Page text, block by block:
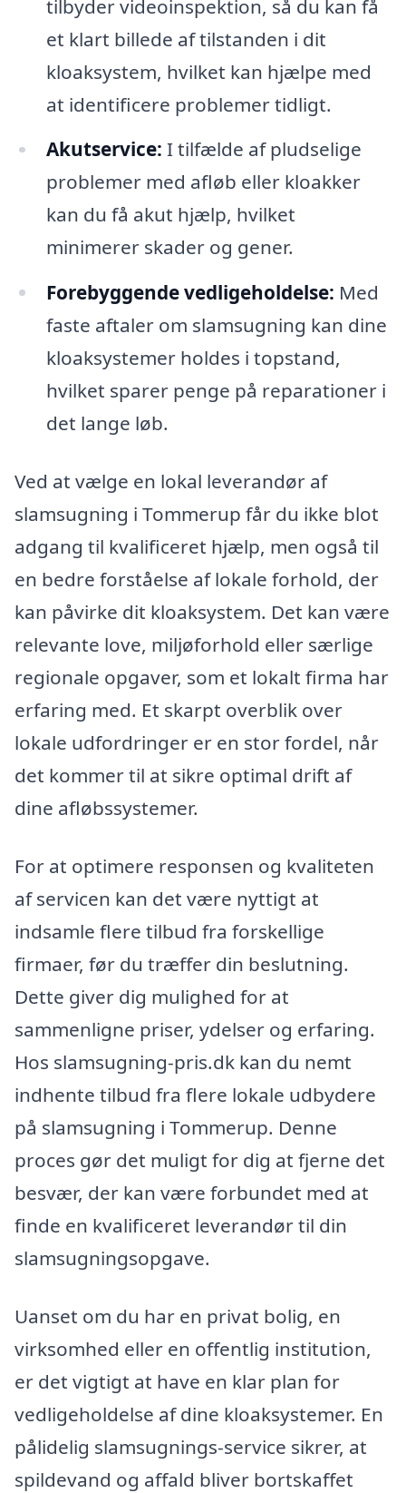
tilbyder videoinspektion, så du kan få
et klart billede af tilstanden i dit
kloaksystem, hvilket kan hjælpe med
at identificere problemer tidligt.
Akutservice: I tilfælde af pludselige
problemer med afløb eller kloakker
kan du få akut hjælp, hvilket
minimerer skader og gener.
Forebyggende vedligeholdelse: Med
faste aftaler om slamsugning kan dine
kloaksystemer holdes i topstand,
hvilket sparer penge på reparationer i
det lange løb.
Ved at vælge en lokal leverandør af
slamsugning i Tommerup får du ikke blot
adgang til kvalificeret hjælp, men også til
en bedre forståelse af lokale forhold, der
kan påvirke dit kloaksystem. Det kan være
relevante love, miljøforhold eller særlige
regionale opgaver, som et lokalt firma har
erfaring med. Et skarpt overblik over
lokale udfordringer er en stor fordel, når
det kommer til at sikre optimal drift af
dine afløbssystemer.
For at optimere responsen og kvaliteten
af servicen kan det være nyttigt at
indsamle flere tilbud fra forskellige
firmaer, før du træffer din beslutning.
Dette giver dig mulighed for at
sammenligne priser, ydelser og erfaring.
Hos slamsugning-pris.dk kan du nemt
indhente tilbud fra flere lokale udbydere
på slamsugning i Tommerup. Denne
proces gør det muligt for dig at fjerne det
besvær, der kan være forbundet med at
finde en kvalificeret leverandør til din
slamsugningsopgave.
Uanset om du har en privat bolig, en
virksomhed eller en offentlig institution,
er det vigtigt at have en klar plan for
vedligeholdelse af dine kloaksystemer. En
pålidelig slamsugnings-service sikrer, at
spildevand og affald bliver bortskaffet